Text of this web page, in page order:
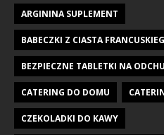
ARGININA SUPLEMENT
BABECZKI Z CIASTA
BEZPIECZNE TABLETKI NA
CATERING DO DOMU
CZEKOLADKI DO KAWY